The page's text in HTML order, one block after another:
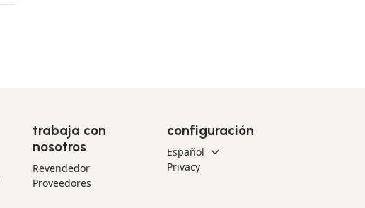
trabaja con
nosotros
Revendedor
Proveedores
configuración
Privacy